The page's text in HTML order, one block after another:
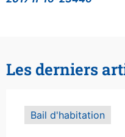
Les derniers
Bail d'habitation